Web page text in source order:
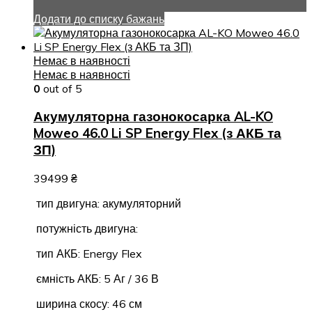
Додати до списку бажань
Немає в наявності
Немає в наявності
0 out of 5
Акумуляторна газонокосарка AL-KO
Moweo 46.0 Li SP Energy Flex (з АКБ та
ЗП)
39499 ₴
тип двигуна: акумуляторний
потужність двигуна:
тип АКБ: Energy Flex
ємність АКБ: 5 Аг / 36 В
ширина скосу: 46 см